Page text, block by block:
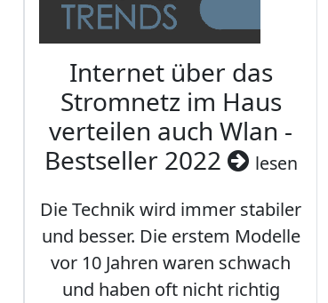
Internet über das
Stromnetz im Haus
verteilen auch Wlan -
Bestseller 2022
lesen
Die Technik wird immer stabiler
und besser. Die erstem Modelle
vor 10 Jahren waren schwach
und haben oft nicht richtig